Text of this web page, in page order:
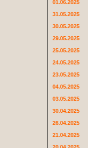
01.06.2025
31.05.2025
30.05.2025
29.05.2025
25.05.2025
24.05.2025
23.05.2025
04.05.2025
03.05.2025
30.04.2025
26.04.2025
21.04.2025